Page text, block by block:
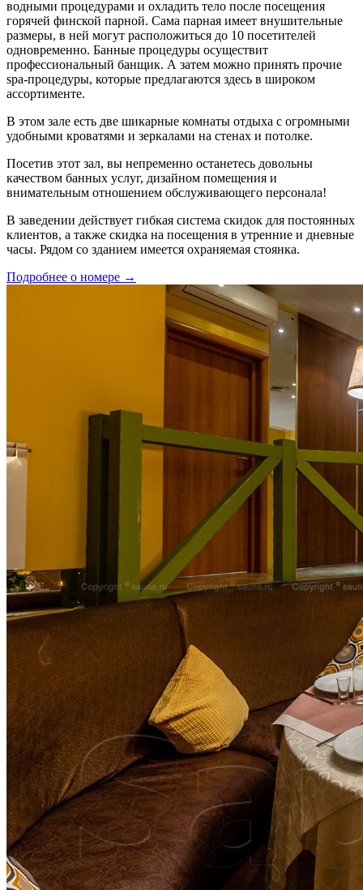
водными процедурами и охладить тело после посещения
горячей финской парной. Сама парная имеет внушительные
размеры, в ней могут расположиться до 10 посетителей
одновременно. Банные процедуры осуществит
профессиональный банщик. А затем можно принять прочие
spa-процедуры, которые предлагаются здесь в широком
ассортименте.
В этом зале есть две шикарные комнаты отдыха с огромными
удобными кроватями и зеркалами на стенах и потолке.
Посетив этот зал, вы непременно останетесь довольны
качеством банных услуг, дизайном помещения и
внимательным отношением обслуживающего персонала!
В заведении действует гибкая система скидок для постоянных
клиентов, а также скидка на посещения в утренние и дневные
часы. Рядом со зданием имеется охраняемая стоянка.
Подробнее о номере →